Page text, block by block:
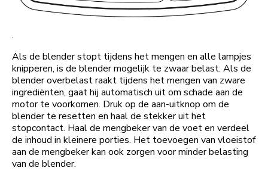
.
Als de blender stopt tijdens het mengen en alle lampjes
knipperen, is de blender mogelijk te zwaar belast. Als de
blender overbelast raakt tijdens het mengen van zware
ingrediënten, gaat hij automatisch uit om schade aan de
motor te voorkomen. Druk op de aan-uitknop om de
blender te resetten en haal de stekker uit het
stopcontact. Haal de mengbeker van de voet en verdeel
de inhoud in kleinere porties. Het toevoegen van vloeistof
aan de mengbeker kan ook zorgen voor minder belasting
van de blender.